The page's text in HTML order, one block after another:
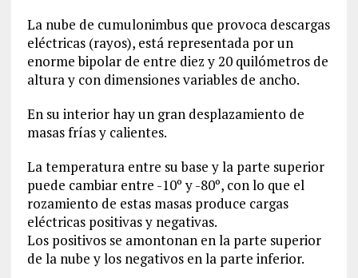
La nube de cumulonimbus que provoca descargas
eléctricas (rayos), está representada por un
enorme bipolar de entre diez y 20 quilómetros de
altura y con dimensiones variables de ancho.
En su interior hay un gran desplazamiento de
masas frías y calientes.
La temperatura entre su base y la parte superior
puede cambiar entre -10º y -80º, con lo que el
rozamiento de estas masas produce cargas
eléctricas positivas y negativas.
Los positivos se amontonan en la parte superior
de la nube y los negativos en la parte inferior.